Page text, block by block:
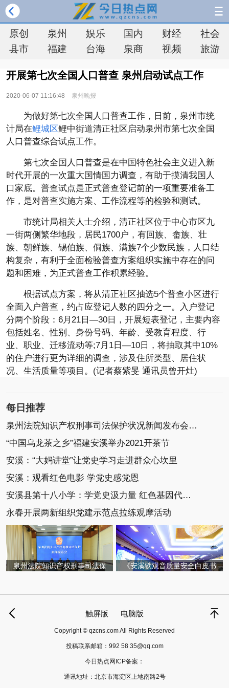
原创 泉州 娱乐 国内 财经
社会
县市
福建 台海 泉商 视频 旅游
开展第七次全国人口普查 泉州启动试点工作
2020-06-07 11:16:48 泉州晚报
为做好第七次全国人口普查工作，日前，泉州市统
计局在鲤城区鲤中街道清正社区启动泉州市第七次全国
人口普查综合试点工作。
第七次全国人口普查是在中国特色社会主义进入新
时代开展的一次重大国情国力调查，有助于摸清我国人
口家底。普查试点是正式普查登记前的一项重要准备工
作，是对普查实施方案、工作流程等的检验和测试。
市统计局相关人士介绍，清正社区位于中心市区九
一街两侧繁华地段，居民1700户，有回族、畲族、壮
族、朝鲜族、锡伯族、侗族、满族7个少数民族，人口结
构复杂，有利于全面检验普查方案组织实施中存在的问
题和困难，为正式普查工作积累经验。
根据试点方案，将从清正社区抽选5个普查小区进行
全面入户普查，约占应登记人数的四分之一。入户登记
分两个阶段：6月21日—30日，开展短表登记，主要内容
包括姓名、性别、身份号码、年龄、受教育程度、行
业、职业、迁移流动等;7月1日—10日，将抽取其中10%
的住户进行更为详细的调查，涉及住所类型、居住状
况、生活质量等项目。(记者蔡紫旻 通讯员曾开灶)
每日推荐
泉州法院知识产权刑事司法保护状况新闻发布会召开
“中国乌龙茶之乡”福建安溪举办2021开茶节
安溪：“大妈讲堂”让党史学习走进群众心坎里
安溪：观看红色电影 学党史感党恩
安溪县第十八小学：学党史汲力量 红色基因代代传
永春开展两新组织党建示范点拉练观摩活动
泉州法院知识产权刑事司法保 《安溪铁观音质量安全白皮书
触屏版 电脑版
Copyright © qzcns.com All Rights Reserved
投稿联系邮箱： 992 58 35@qq.com
今日热点网ICP备案：
通讯地址：北京市海淀区上地南路2号